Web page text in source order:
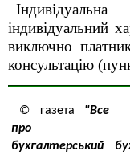
індивідуальний
виключно
консультацію
© газета "Все
про
бухгалтерський